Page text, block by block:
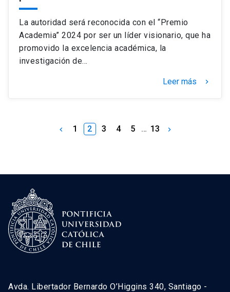
La autoridad será reconocida con el “Premio
Academia” 2024 por ser un líder visionario, que ha
promovido la excelencia académica, la
investigación de…
Leer más keyboard_arrow_right
keyboard_arrow_left 1 2 3 4 5 … 13 keyboard_arrow_right
Avda. Libertador Bernardo O’Higgins 340, Santiago -